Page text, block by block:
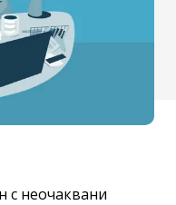
неочаквани